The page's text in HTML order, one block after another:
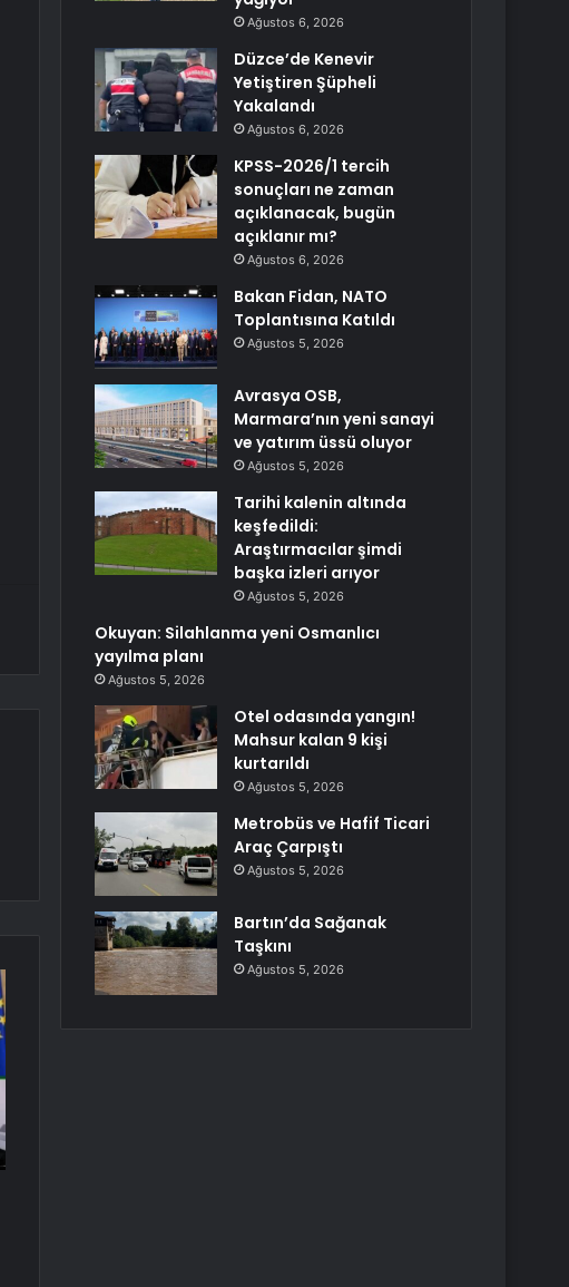
Ağustos 6, 2026
Düzce’de Kenevir
Yetiştiren Şüpheli
Yakalandı
Ağustos 6, 2026
KPSS-2026/1 tercih
sonuçları ne zaman
açıklanacak, bugün
açıklanır mı?
Ağustos 6, 2026
Bakan Fidan, NATO
Toplantısına Katıldı
Ağustos 5, 2026
Avrasya OSB,
Marmara’nın yeni sanayi
ve yatırım üssü oluyor
Ağustos 5, 2026
Tarihi kalenin altında
keşfedildi:
Araştırmacılar şimdi
başka izleri arıyor
Ağustos 5, 2026
Okuyan: Silahlanma yeni Osmanlıcı
yayılma planı
Ağustos 5, 2026
Otel odasında yangın!
Mahsur kalan 9 kişi
kurtarıldı
Ağustos 5, 2026
Metrobüs ve Hafif Ticari
Araç Çarpıştı
Ağustos 5, 2026
Bartın’da Sağanak
Taşkını
Ağustos 5, 2026